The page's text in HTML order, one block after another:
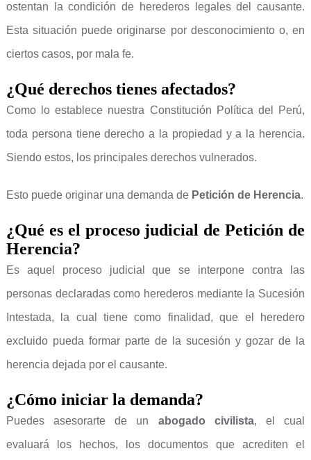
ostentan la condición de herederos legales del causante.
Esta situación puede originarse por desconocimiento o, en
ciertos casos, por mala fe.
¿Qué derechos tienes afectados?
Como lo establece nuestra Constitución Política del Perú,
toda persona tiene derecho a la propiedad y a la herencia.
Siendo estos, los principales derechos vulnerados.
Esto puede originar una demanda de Petición de Herencia.
¿Qué es el proceso judicial de Petición de
Herencia?
Es aquel proceso judicial que se interpone contra las
personas declaradas como herederos mediante la Sucesión
Intestada, la cual tiene como finalidad, que el heredero
excluido pueda formar parte de la sucesión y gozar de la
herencia dejada por el causante.
¿Cómo iniciar la demanda?
Puedes asesorarte de un abogado civilista, el cual
evaluará los hechos, los documentos que acrediten el